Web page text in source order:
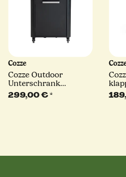
Cozze
Cozze Outdoor
Unterschrank
Außenküche Tisch,
schwarz
299,00 €*